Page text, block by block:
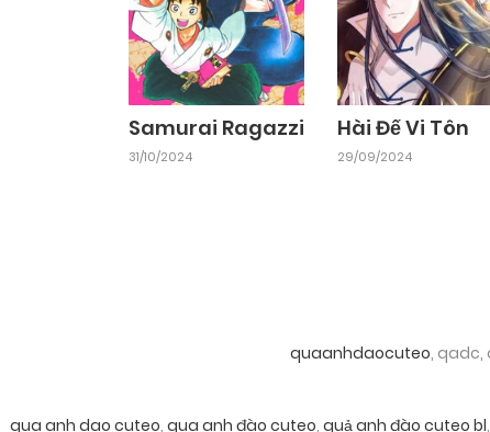
Samurai Ragazzi
31/10/2024
Hài Đế Vi Tôn
29/09/2024
quaanhdaocuteo, qadc,
qua anh dao cuteo, qua anh đào cuteo, quả anh đào cuteo bl,